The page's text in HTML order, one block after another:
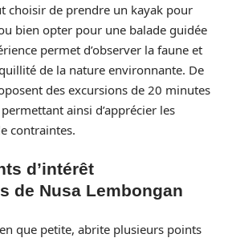
choisir de prendre un kayak pour
bien opter pour une balade guidée
permet d’observer la faune et
de la nature environnante. De
des excursions de 20 minutes
ainsi d’apprécier les
contraintes.
d’intérêt
de Nusa Lembongan
que petite, abrite plusieurs points